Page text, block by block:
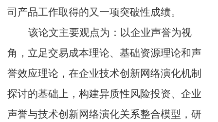
司产品工作取得的又一项突破性成绩。
该论文主要观点为：以企业声誉为视
角，立足交易成本理论、基础资源理论和声
誉效应理论，在企业技术创新网络演化机制
探讨的基础上，构建异质性风险投资、企业
声誉与技术创新网络演化关系整合模型，研